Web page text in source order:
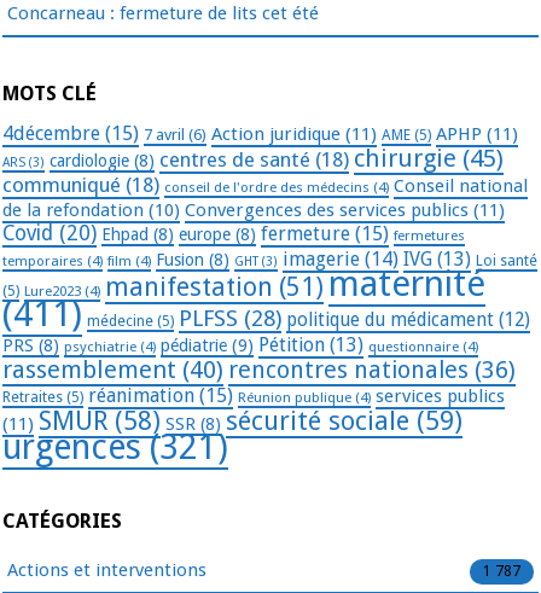
Concarneau : fermeture de lits cet été
MOTS CLÉ
4décembre (15) 7 avril (6) Action juridique (11) AME (5) APHP (11)
ARS (3) cardiologie (8) centres de santé (18) chirurgie (45)
communiqué (18) conseil de l'ordre des médecins (4) Conseil national
de la refondation (10) Convergences des services publics (11)
Covid (20) Ehpad (8) europe (8) fermeture (15) fermetures
temporaires (4) film (4) Fusion (8) GHT(3) imagerie (14) IVG (13) Loi santé
(5) Lure2023 (4) manifestation (51) maternité
(411) médecine (5) PLFSS (28) politique du médicament (12)
PRS (8) psychiatrie (4) pédiatrie (9) Pétition (13) questionnaire (4)
rassemblement (40) rencontres nationales (36)
Retraites (5) réanimation (15) Réunion publique (4) services publics
(11) SMUR (58) SSR (8) sécurité sociale (59)
urgences(321)
CATÉGORIES
Actions et interventions 1 787